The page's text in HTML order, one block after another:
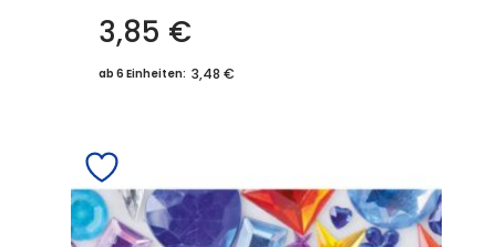
3,85 €
ab 6 Einheiten: 3,48 €